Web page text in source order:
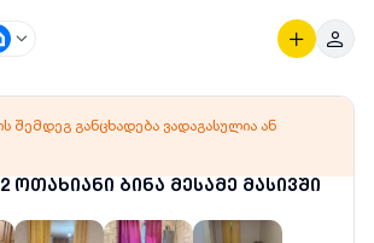
ოთახიანი ბინა მესამე მასივში
შემდეგ განცხადება ვადაგასულია ან